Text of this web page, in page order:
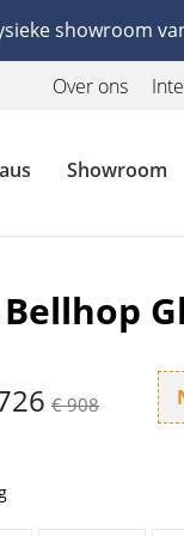
showroom
Over ons
Showroom
Bellhop
€ 908